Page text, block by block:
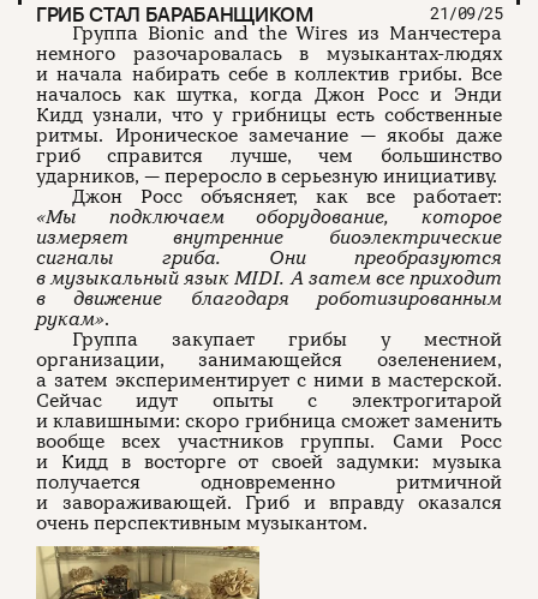
ГРИБ СТАЛ БАРАБАНЩИКОМ 21/09/25
Группа Bionic and the Wires из Манчестера
немного разочаровалась в музыкантах-людях
и начала набирать себе в коллектив грибы. Все
началось как шутка, когда Джон Росс и Энди
Кидд узнали, что у грибницы есть собственные
ритмы. Ироническое замечание — якобы даже
гриб справится лучше, чем большинство
ударников, — переросло в серьезную инициативу.
Джон Росс объясняет, как все работает:
«Мы подключаем оборудование, которое
измеряет внутренние биоэлектрические
сигналы гриба. Они преобразуются
в музыкальный язык MIDI. А затем все приходит
в движение благодаря роботизированным
рукам».
Группа закупает грибы у местной
организации, занимающейся озеленением,
а затем экспериментирует с ними в мастерской.
Сейчас идут опыты с электрогитарой
и клавишными: скоро грибница сможет заменить
вообще всех участников группы. Сами Росс
и Кидд в восторге от своей задумки: музыка
получается одновременно ритмичной
и завораживающей. Гриб и вправду оказался
очень перспективным музыкантом.